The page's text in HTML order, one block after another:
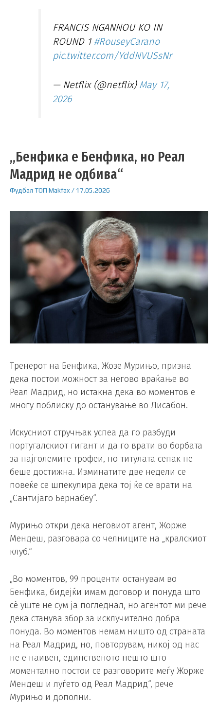
FRANCIS NGANNOU KO IN
ROUND 1 #RouseyCarano
pic.twitter.com/YddNVUSsNr
— Netflix (@netflix) May 17,
2026
„Бенфика е Бенфика, но Реал
Мадрид не одбива“
Фудбал ТОП Makfax/ 17.05.2026
Тренерот на Бенфика, Жозе Мурињо, призна
дека постои можност за негово враќање во
Реал Мадрид, но истакна дека во моментов е
многу поблиску до останување во Лисабон.
Искусниот стручњак успеа да го разбуди
португалскиот гигант и да го врати во борбата
за најголемите трофеи, но титулата сепак не
беше достижна. Изминатите две недели се
повеќе се шпекулира дека тој ќе се врати на
„Сантијаго Бернабеу“.
Мурињо откри дека неговиот агент, Жорже
Мендеш, разговара со челниците на „кралскиот
клуб.“
„Во моментов, 99 проценти останувам во
Бенфика, бидејќи имам договор и понуда што
сè уште не сум ја погледнал, но агентот ми рече
дека станува збор за исклучително добра
понуда. Во моментов немам ништо од страната
на Реал Мадрид, но, повторувам, никој од нас
не е наивен, единственото нешто што
моментално постои се разговорите меѓу Жорже
Мендеш и луѓето од Реал Мадрид“, рече
Мурињо и дополни.